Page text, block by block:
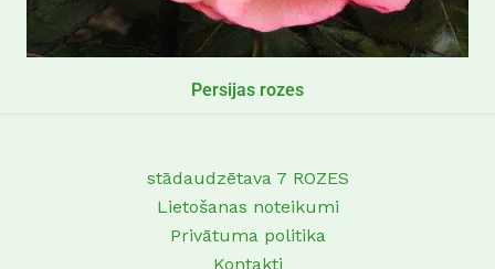
Persijas rozes
stādaudzētava 7 ROZES
Lietošanas noteikumi
Privātuma politika
Kontakti